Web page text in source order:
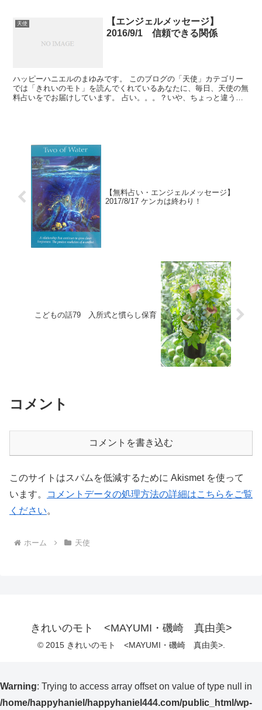
天使
【エンジェルメッセージ】
2016/9/1 信頼できる関係
ハッピーハニエルのまゆみです。 このブログの「天使」カテゴリー
では「きれいのモト」を読んでくれているあなたに、毎日、天使の無
料占いをでお届けしています。 占い。。。？いや、ちょっと違うか
【無料占い・エンジェルメッセージ】
2017/8/17 ケンカは終わり！
こどもの話79 入所式と慣らし保育
コメント
コメントを書き込む
このサイトはスパムを低減するために Akismet を使って
います。
コメントデータの処理方法の詳細はこちらをご覧
ください。
ホーム 天使
きれいのモト <MAYUMI・磯崎 真由美>
© 2015 きれいのモト <MAYUMI・磯崎 真由美>.
Warning: Trying to access array offset on value of type null in
/home/happyhaniel/happyhaniel444.com/public_html/wp-